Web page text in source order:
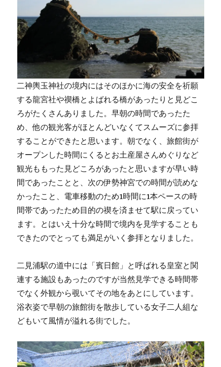
二神輿玉神社の境内にはそのほかに海の安全を祈願
する龍宮社や禊橋とよばれる橋があったりと見どこ
ろがたくさんありました。早朝の時間であったた
め、他の観光客がほとんどいなくてスムーズに参拝
することができたと思います。朝でなく、旅館街が
オープンした時間にくるとお土産屋さんめぐりなど
観光ももった見どころがあったと思いますが早い時
間であったことと、次の伊勢神宮での時間が読めな
かったこと、電車移動のため1時間に1本ペースの時
間帯であったため目的の禊を済ませて駅に戻ってい
ます。とはいえ十分な時間で境内を見学することも
できたのでとっても満足がいく参拝となりました。
二見浦駅の道中には「賓日館」と呼ばれる皇室と関
連する施設もあったのですが当然見学できる時間帯
でなく外観から覗いてその地をあとにしています。
浴衣姿で早朝の旅館街を散歩している女子二人組な
どもいて風情が溢れる街でした。